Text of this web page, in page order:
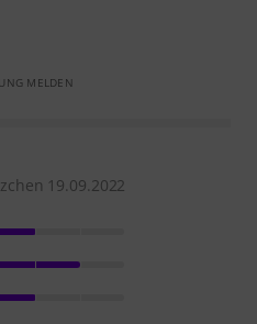
MELDEN
19.09.2022